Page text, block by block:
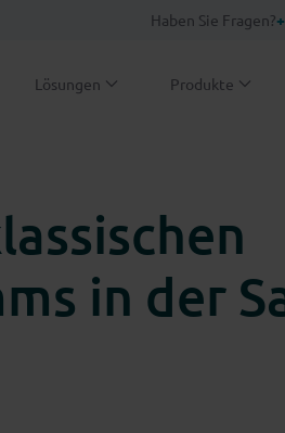
Haben Sie Fragen?
Lösungen Produkte
in der